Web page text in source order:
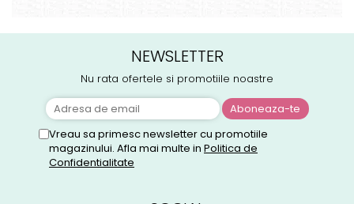
NEWSLETTER
Nu rata ofertele si promotiile noastre
Vreau sa primesc newsletter cu promotiile
magazinului. Afla mai multe in Politica de
Confidentialitate